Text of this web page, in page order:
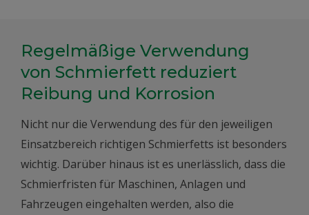
Regelmäßige Verwendung
von Schmierfett reduziert
Reibung und Korrosion
Nicht nur die Verwendung des für den jeweiligen
Einsatzbereich richtigen Schmierfetts ist besonders
wichtig. Darüber hinaus ist es unerlässlich, dass die
Schmierfristen für Maschinen, Anlagen und
Fahrzeugen eingehalten werden, also die